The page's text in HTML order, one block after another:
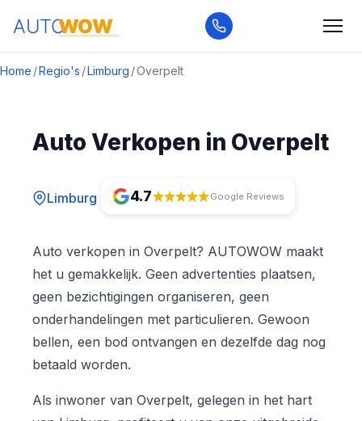
Home /Regio's /Limburg /Overpelt
Auto Verkopen in Overpelt
Limburg 4.7 Google Reviews
Auto verkopen in Overpelt? AUTOWOW maakt
het u gemakkelijk. Geen advertenties plaatsen,
geen bezichtigingen organiseren, geen
onderhandelingen met particulieren. Gewoon
bellen, een bod ontvangen en dezelfde dag nog
betaald worden.
Als inwoner van Overpelt, gelegen in het hart